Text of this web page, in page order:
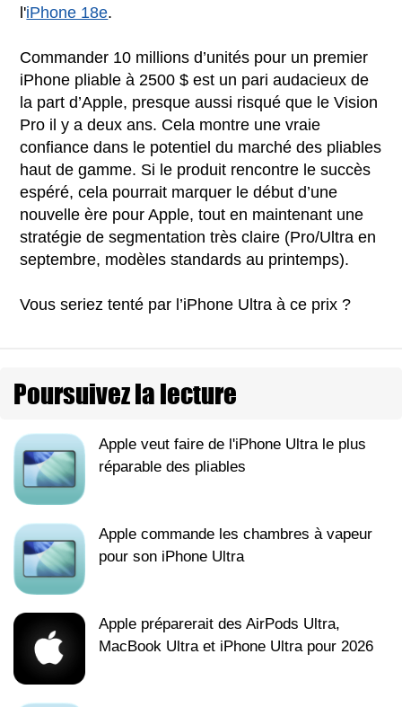
l'iPhone 18e.
Commander 10 millions d’unités pour un premier
iPhone pliable à 2500 $ est un pari audacieux de
la part d’Apple, presque aussi risqué que le Vision
Pro il y a deux ans. Cela montre une vraie
confiance dans le potentiel du marché des pliables
haut de gamme. Si le produit rencontre le succès
espéré, cela pourrait marquer le début d’une
nouvelle ère pour Apple, tout en maintenant une
stratégie de segmentation très claire (Pro/Ultra en
septembre, modèles standards au printemps).
Vous seriez tenté par l’iPhone Ultra à ce prix ?
Poursuivez la lecture
Apple veut faire de l'iPhone Ultra le plus
réparable des pliables
Apple commande les chambres à vapeur
pour son iPhone Ultra
Apple préparerait des AirPods Ultra,
MacBook Ultra et iPhone Ultra pour 2026